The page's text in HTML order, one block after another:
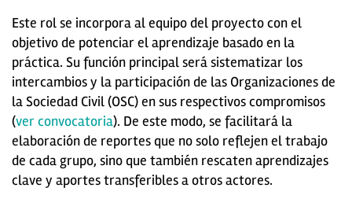
Este rol se incorpora al equipo del proyecto con el
objetivo de potenciar el aprendizaje basado en la
práctica. Su función principal será sistematizar los
intercambios y la participación de las Organizaciones de
la Sociedad Civil (OSC) en sus respectivos compromisos
(ver convocatoria). De este modo, se facilitará la
elaboración de reportes que no solo reflejen el trabajo
de cada grupo, sino que también rescaten aprendizajes
clave y aportes transferibles a otros actores.